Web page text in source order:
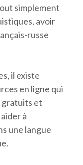
simplement
avoir
russe
il existe
en ligne qui
et
à
une langue